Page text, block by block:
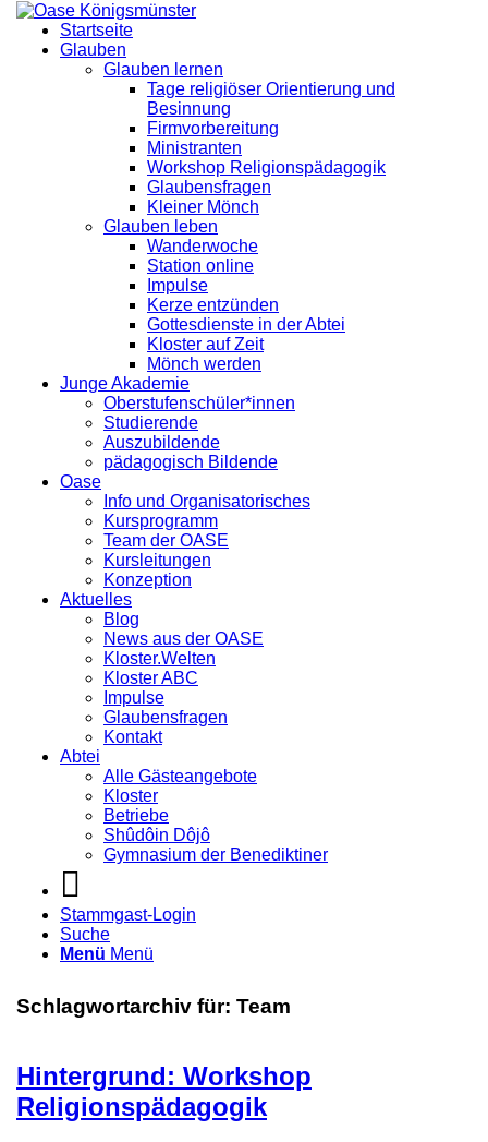
Startseite
Glauben
Glauben lernen
Tage religiöser Orientierung und
Besinnung
Firmvorbereitung
Ministranten
Workshop Religionspädagogik
Glaubensfragen
Kleiner Mönch
Glauben leben
Wanderwoche
Station online
Impulse
Kerze entzünden
Gottesdienste in der Abtei
Kloster auf Zeit
Mönch werden
Junge Akademie
Oberstufenschüler*innen
Studierende
Auszubildende
pädagogisch Bildende
Oase
Info und Organisatorisches
Kursprogramm
Team der OASE
Kursleitungen
Konzeption
Aktuelles
Blog
News aus der OASE
Kloster.Welten
Kloster ABC
Impulse
Glaubensfragen
Kontakt
Abtei
Alle Gästeangebote
Kloster
Betriebe
Shûdôin Dôjô
Gymnasium der Benediktiner
Stammgast-Login
Suche
Menü Menü
Schlagwortarchiv für: Team
Hintergrund: Workshop
Religionspädagogik